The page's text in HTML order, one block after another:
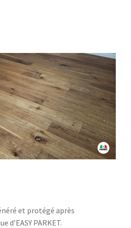
et protégé après
PARKET.